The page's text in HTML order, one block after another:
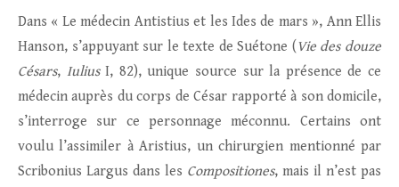
Dans « Le médecin Antistius et les Ides de mars », Ann Ellis
Hanson, s’appuyant sur le texte de Suétone (Vie des douze
Césars, IuliusI, 82), unique source sur la présence de ce
médecin auprès du corps de César rapporté à son domicile,
s’interroge sur ce personnage méconnu. Certains ont
voulu l’assimiler à Aristius, un chirurgien mentionné par
Scribonius Largus dans les Compositiones, mais il n’est pas